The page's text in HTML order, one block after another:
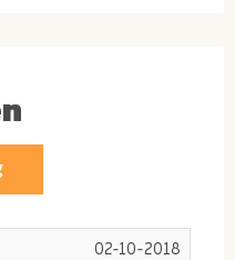
02-10-2018